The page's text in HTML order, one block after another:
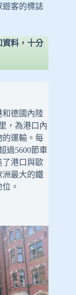
遊客的標誌
資料，十分
和德國內陸
，為港口內
的運輸。每
過5600節車
了港口與歐
洲最大的鐵
。